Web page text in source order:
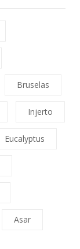
Bruselas
Injerto
Eucalyptus
Asar